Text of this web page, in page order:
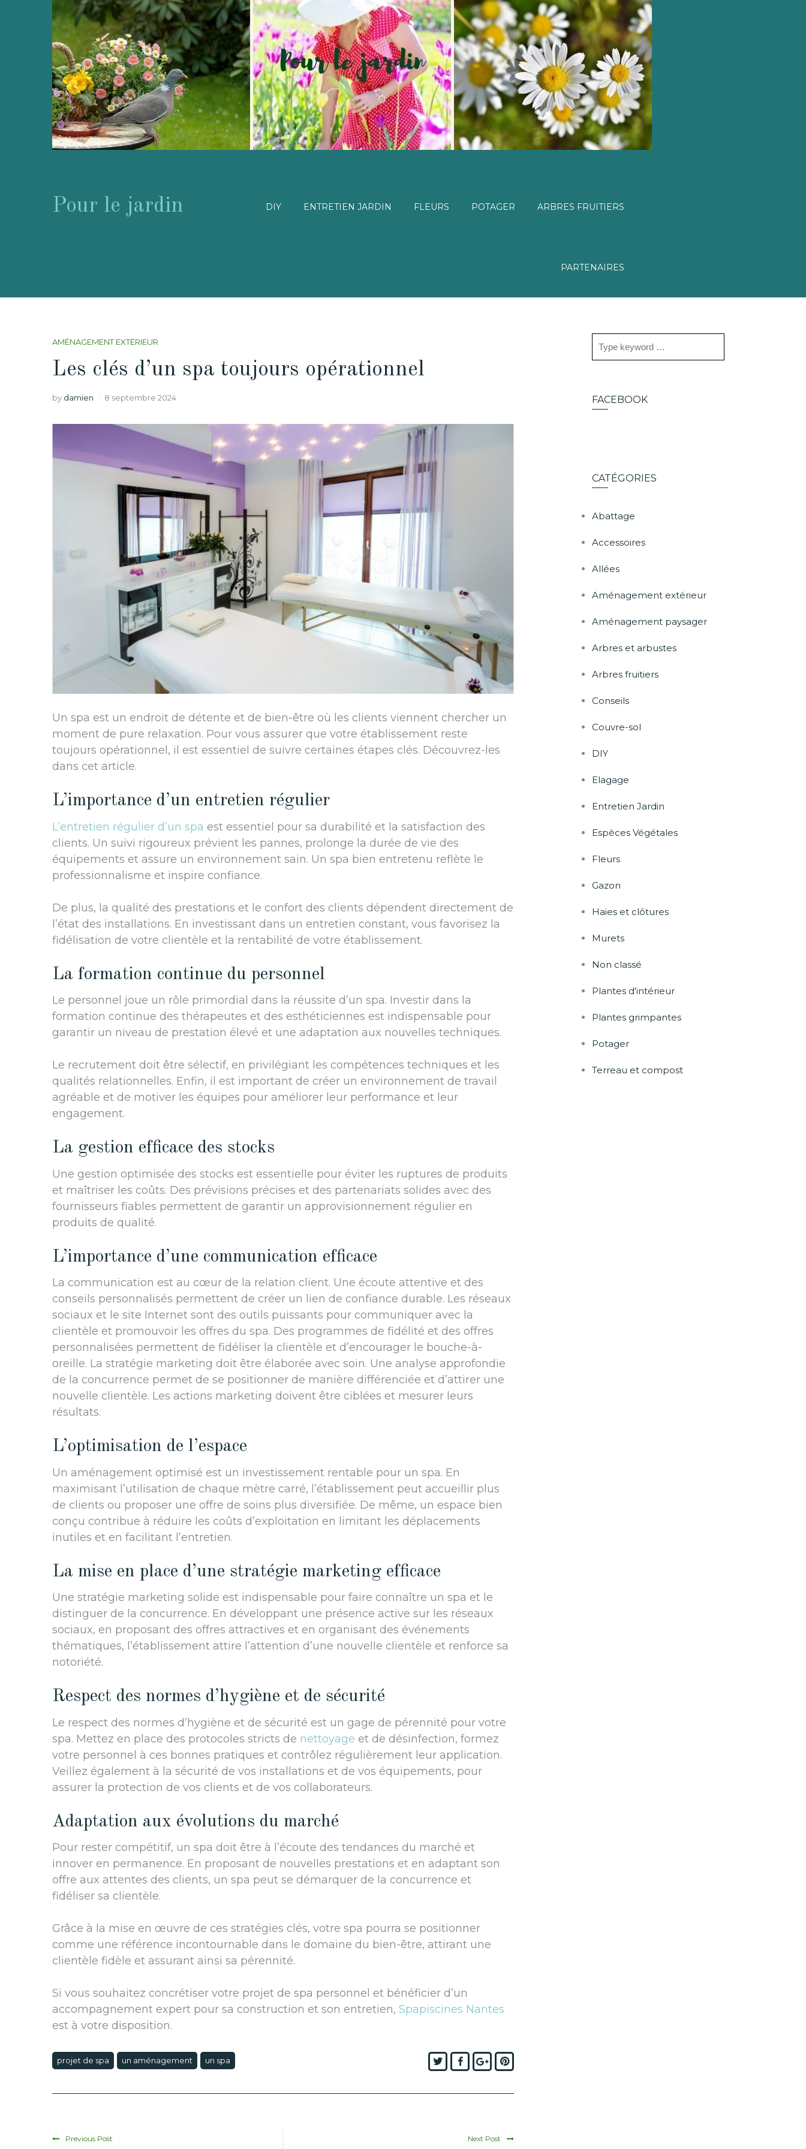
Pour le jardin DIY ENTRETIEN JARDIN FLEURS POTAGER ARBRES FRUITIERS
PARTENAIRES
AMÉNAGEMENT EXTÉRIEUR
Les clés d’un spa toujours opérationnel
by damien 8 septembre 2024
Un spa est un endroit de détente et de bien-être où les clients viennent chercher un
moment de pure relaxation. Pour vous assurer que votre établissement reste
toujours opérationnel, il est essentiel de suivre certaines étapes clés. Découvrez-les
dans cet article.
L’importance d’un entretien régulier
L’entretien régulier d’un spa est essentiel pour sa durabilité et la satisfaction des
clients. Un suivi rigoureux prévient les pannes, prolonge la durée de vie des
équipements et assure un environnement sain. Un spa bien entretenu reflète le
professionnalisme et inspire confiance.
De plus, la qualité des prestations et le confort des clients dépendent directement de
l’état des installations. En investissant dans un entretien constant, vous favorisez la
fidélisation de votre clientèle et la rentabilité de votre établissement.
La formation continue du personnel
Le personnel joue un rôle primordial dans la réussite d’un spa. Investir dans la
formation continue des thérapeutes et des esthéticiennes est indispensable pour
garantir un niveau de prestation élevé et une adaptation aux nouvelles techniques.
Le recrutement doit être sélectif, en privilégiant les compétences techniques et les
qualités relationnelles. Enfin, il est important de créer un environnement de travail
agréable et de motiver les équipes pour améliorer leur performance et leur
engagement.
La gestion efficace des stocks
Une gestion optimisée des stocks est essentielle pour éviter les ruptures de produits
et maîtriser les coûts. Des prévisions précises et des partenariats solides avec des
fournisseurs fiables permettent de garantir un approvisionnement régulier en
produits de qualité.
L’importance d’une communication efficace
La communication est au cœur de la relation client. Une écoute attentive et des
conseils personnalisés permettent de créer un lien de confiance durable. Les réseaux
sociaux et le site Internet sont des outils puissants pour communiquer avec la
clientèle et promouvoir les offres du spa. Des programmes de fidélité et des offres
personnalisées permettent de fidéliser la clientèle et d’encourager le bouche-à-
oreille. La stratégie marketing doit être élaborée avec soin. Une analyse approfondie
de la concurrence permet de se positionner de manière différenciée et d’attirer une
nouvelle clientèle. Les actions marketing doivent être ciblées et mesurer leurs
résultats.
L’optimisation de l’espace
Un aménagement optimisé est un investissement rentable pour un spa. En
maximisant l’utilisation de chaque mètre carré, l’établissement peut accueillir plus
de clients ou proposer une offre de soins plus diversifiée. De même, un espace bien
conçu contribue à réduire les coûts d’exploitation en limitant les déplacements
inutiles et en facilitant l’entretien.
La mise en place d’une stratégie marketing efficace
Une stratégie marketing solide est indispensable pour faire connaître un spa et le
distinguer de la concurrence. En développant une présence active sur les réseaux
sociaux, en proposant des offres attractives et en organisant des événements
thématiques, l’établissement attire l’attention d’une nouvelle clientèle et renforce sa
notoriété.
Respect des normes d’hygiène et de sécurité
Le respect des normes d’hygiène et de sécurité est un gage de pérennité pour votre
spa. Mettez en place des protocoles stricts de nettoyage et de désinfection, formez
votre personnel à ces bonnes pratiques et contrôlez régulièrement leur application.
Veillez également à la sécurité de vos installations et de vos équipements, pour
assurer la protection de vos clients et de vos collaborateurs.
Adaptation aux évolutions du marché
Pour rester compétitif, un spa doit être à l’écoute des tendances du marché et
innover en permanence. En proposant de nouvelles prestations et en adaptant son
offre aux attentes des clients, un spa peut se démarquer de la concurrence et
fidéliser sa clientèle.
Grâce à la mise en œuvre de ces stratégies clés, votre spa pourra se positionner
comme une référence incontournable dans le domaine du bien-être, attirant une
clientèle fidèle et assurant ainsi sa pérennité.
Si vous souhaitez concrétiser votre projet de spa personnel et bénéficier d’un
accompagnement expert pour sa construction et son entretien, Spapiscines Nantes
est à votre disposition.
projet de spa un aménagement un spa TwitterFacebook
Google+Pinterest
Previous Post Next Post
FACEBOOK
CATÉGORIES
Abattage
Accessoires
Allées
Aménagement extérieur
Aménagement paysager
Arbres et arbustes
Arbres fruitiers
Conseils
Couvre-sol
DIY
Elagage
Entretien Jardin
Espèces Végétales
Fleurs
Gazon
Haies et clôtures
Murets
Non classé
Plantes d'intérieur
Plantes grimpantes
Potager
Terreau et compost